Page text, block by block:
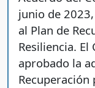
junio de
al Plan de
Resiliencia.
aprobado la